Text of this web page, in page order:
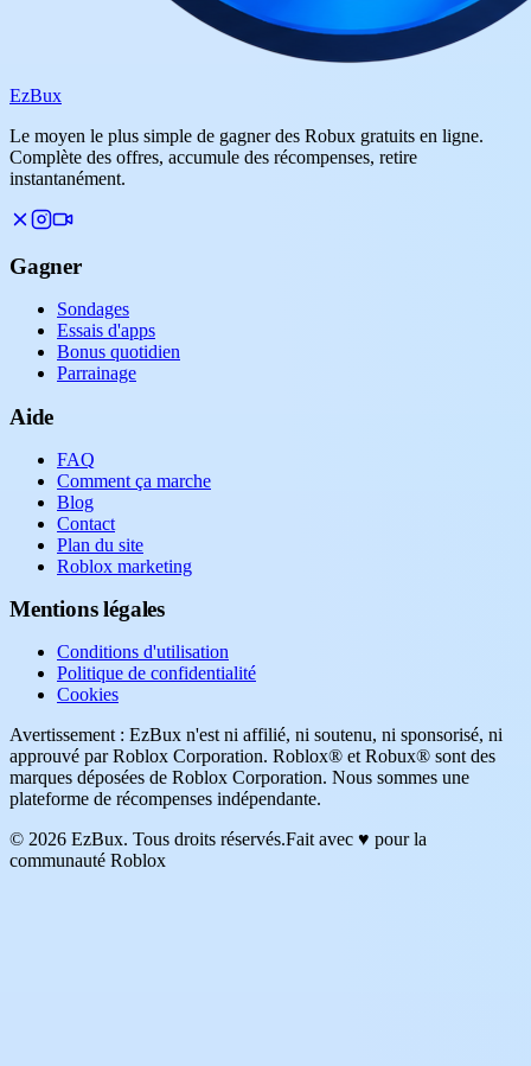
EzBux
Le moyen le plus simple de gagner des Robux gratuits en ligne.
Complète des offres, accumule des récompenses, retire
instantanément.
Gagner
Sondages
Essais d'apps
Bonus quotidien
Parrainage
Aide
FAQ
Comment ça marche
Blog
Contact
Plan du site
Roblox marketing
Mentions légales
Conditions d'utilisation
Politique de confidentialité
Cookies
Avertissement : EzBux n'est ni affilié, ni soutenu, ni sponsorisé, ni
approuvé par Roblox Corporation. Roblox® et Robux® sont des
marques déposées de Roblox Corporation. Nous sommes une
plateforme de récompenses indépendante.
© 2026 EzBux. Tous droits réservés.Fait avec ♥ pour la
communauté Roblox